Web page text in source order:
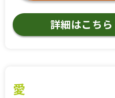
詳細はこちら
愛